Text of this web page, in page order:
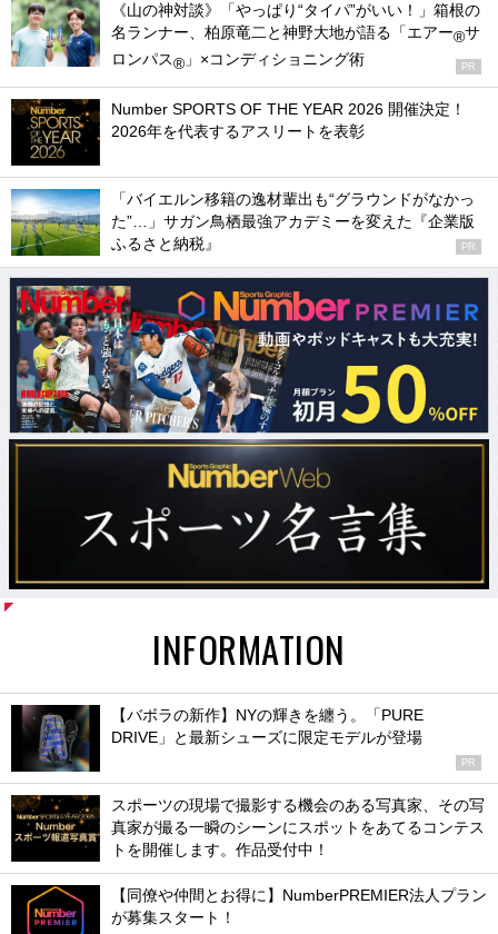
《山の神対談》「やっぱり“タイパ”がいい！」箱根の
名ランナー、柏原竜二と神野大地が語る「エアー®サ
ロンパス® 」×コンディショニング術 PR
Number SPORTS OF THE YEAR 2026 開催決定！
2026年を代表するアスリートを表彰
「バイエルン移籍の逸材輩出も“グラウンドがなかっ
た”…」サガン鳥栖最強アカデミーを変えた『企業版
ふるさと納税』
PR
INFORMATION
【バボラの新作】NYの輝きを纏う。「PURE
DRIVE」と最新シューズに限定モデルが登場
PR
スポーツの現場で撮影する機会のある写真家、その写
真家が撮る一瞬のシーンにスポットをあてるコンテス
トを開催します。作品受付中！
【同僚や仲間とお得に】NumberPREMIER法人プラン
が募集スタート！